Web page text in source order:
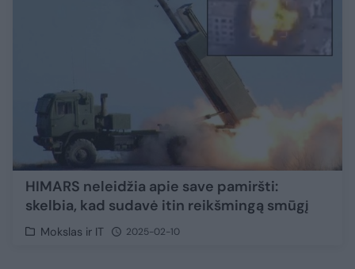
HIMARS neleidžia apie save pamiršti:
skelbia, kad sudavė itin reikšmingą smūgį
Mokslas ir IT 2025-02-10